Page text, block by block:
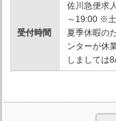
受付時間
佐川急便求
～19:00 ※
夏季休暇の
ンターが休
しましては